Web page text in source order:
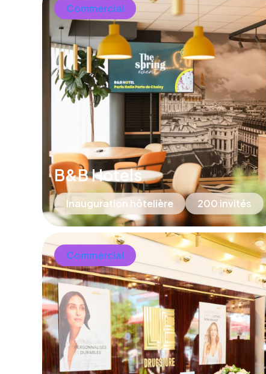
Commercial
B&B Hotels
Inauguration hôtelière 200 invités
Commercial